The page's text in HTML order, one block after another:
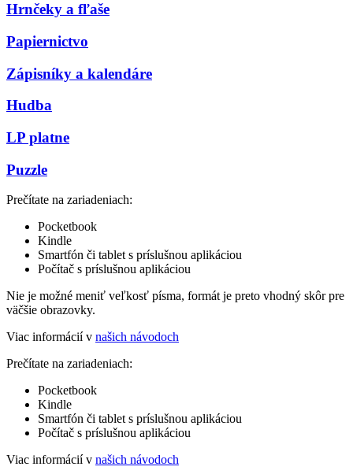
Hrnčeky a fľaše
Papiernictvo
Zápisníky a kalendáre
Hudba
LP platne
Puzzle
Prečítate na zariadeniach:
Pocketbook
Kindle
Smartfón či tablet s príslušnou aplikáciou
Počítač s príslušnou aplikáciou
Nie je možné meniť veľkosť písma, formát je preto vhodný skôr pre
väčšie obrazovky.
Viac informácií v našich návodoch
Prečítate na zariadeniach:
Pocketbook
Kindle
Smartfón či tablet s príslušnou aplikáciou
Počítač s príslušnou aplikáciou
Viac informácií v našich návodoch